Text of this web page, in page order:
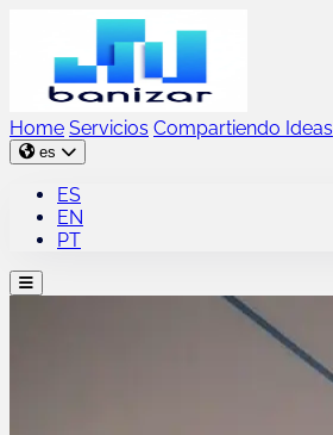
Home Servicios Compartiendo Ideas
es
ES
EN
PT